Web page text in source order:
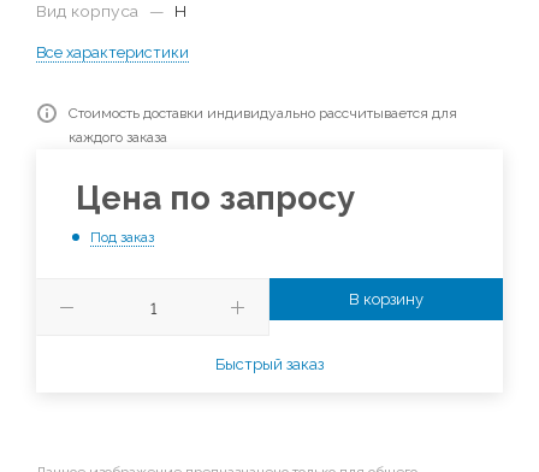
Вид корпуса
— H
Все характеристики
Стоимость доставки индивидуально рассчитывается для
каждого заказа
Цена по запросу
Под заказ
В корзину
Быстрый заказ